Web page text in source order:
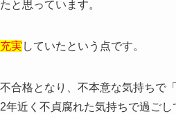
と思っています。
実 していたという点です。
合格となり、不本意な気持ちで
年近く不貞腐れた気持ちで過ご